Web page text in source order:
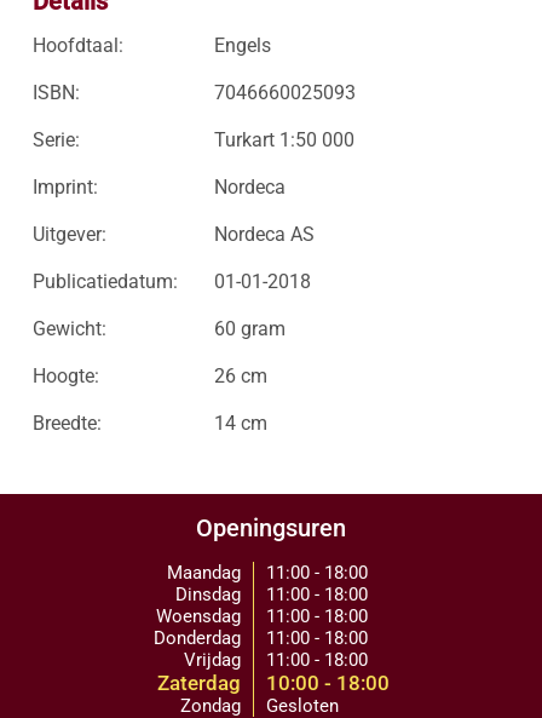
Hoofdtaal: Engels
ISBN: 7046660025093
Serie: Turkart 1:50 000
Imprint: Nordeca
Uitgever: Nordeca AS
Publicatiedatum: 01-01-2018
Gewicht: 60 gram
Hoogte: 26 cm
Breedte: 14 cm
Openingsuren
Maandag
Dinsdag
Woensdag
Donderdag
Vrijdag
Zaterdag
Zondag
11:00 - 18:00
11:00 - 18:00
11:00 - 18:00
11:00 - 18:00
11:00 - 18:00
10:00 - 18:00
Gesloten